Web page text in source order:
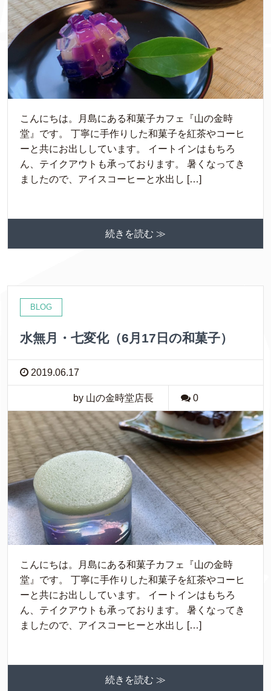
こんにちは。月島にある和菓子カフェ『山の金時
堂』です。 丁寧に手作りした和菓子を紅茶やコーヒ
ーと共にお出ししています。 イートインはもちろ
ん、テイクアウトも承っております。 暑くなってき
ましたので、アイスコーヒーと水出し […]
続きを読む ≫
BLOG
水無月・七変化（6月17日の和菓子）
2019.06.17
by 山の金時堂店長 0
こんにちは。月島にある和菓子カフェ『山の金時
堂』です。 丁寧に手作りした和菓子を紅茶やコーヒ
ーと共にお出ししています。 イートインはもちろ
ん、テイクアウトも承っております。 暑くなってき
ましたので、アイスコーヒーと水出し […]
続きを読む ≫